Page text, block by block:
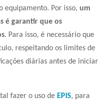
equipamento. Por isso, um
é garantir que os
. Para isso, é necessário que
respeitando os limites de
diárias antes de iniciar
fazer o uso de EPIS, para